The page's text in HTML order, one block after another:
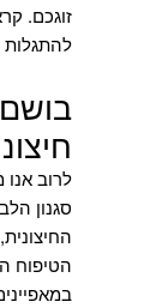
זוגכם.
להתגלות
לרוב אנו
סגנון
הטיפוח